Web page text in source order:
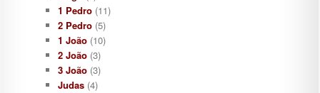
1 Pedro(11)
2 Pedro(5)
1 João(10)
2 João(3)
3 João(3)
Judas(4)